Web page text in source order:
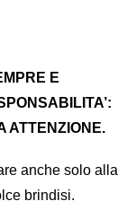
E
ATTENZIONE.
anche solo alla
brindisi.